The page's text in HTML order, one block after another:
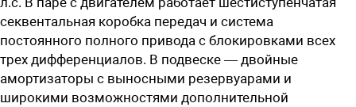
секвентальная коробка передач и система
постоянного полного привода с блокировками всех
трех дифференциалов. В подвеске — двойные
амортизаторы с выносными резервуарами и
широкими возможностями дополнительной